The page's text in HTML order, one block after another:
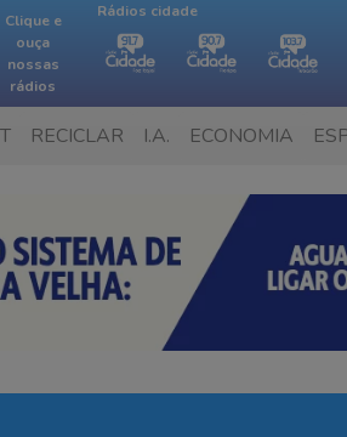
Clique e
ouça
nossas
rádios
Rádios cidade
RECICLAR I.A. ECONOMIA